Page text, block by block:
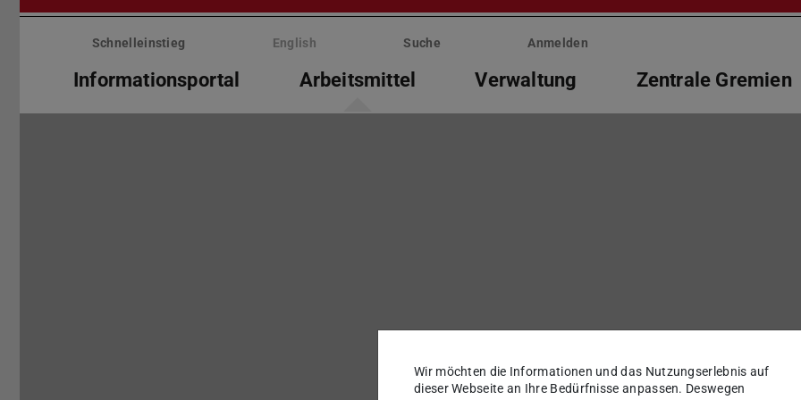
Menü
überspringenSchnelleinstieg English Suche Anmelden
Informationsportal Arbeitsmittel Verwaltung Zentrale Gremien
Wir möchten die Informationen und das Nutzungserlebnis auf
dieser Webseite an Ihre Bedürfnisse anpassen. Deswegen